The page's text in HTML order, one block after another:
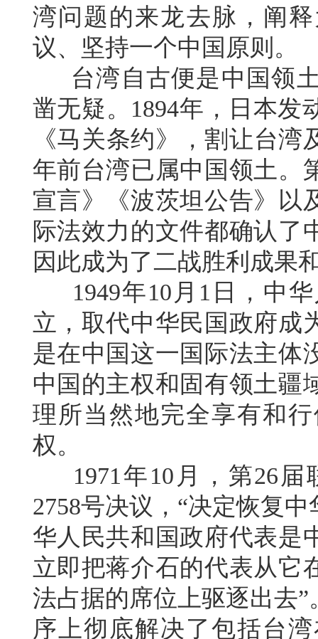
湾问题的来龙去脉，阐
议、坚持一个中国原则。
台湾自古便是中国领土
凿无疑。1894年，日本发
《马关条约》，割让台
年前台湾已属中国领土。
宣言》《波茨坦公告》以
际法效力的文件都确认了
因此成为了二战胜利成果
1949年10月1日，中华
立，取代中华民国政府成
是在中国这一国际法主体
中国的主权和固有领土疆
理所当然地完全享有和
权。
1971年10月，第26届
2758号决议，“决定恢复
华人民共和国政府代表是
立即把蒋介石的代表从它
法占据的席位上驱逐出去
序上彻底解决了包括台